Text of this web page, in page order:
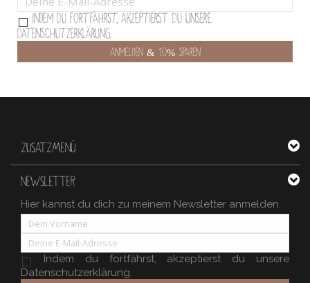
Indem Du fortfährst, akzeptierst Du unsere
Datenschutzerklärung.
ZUSATZMENÜ
NEWSLETTER
Hier kannst du dich zu meinem Newsletter anmelden.
Indem du fortfährst, akzeptierst du unsere
Datenschutzerklärung.